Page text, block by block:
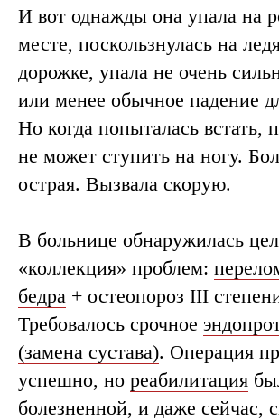
И вот однажды она упала на
месте, поскользнулась на
дорожке, упала не очень
или менее обычное падение
Но когда попыталась встать,
не может ступить на ногу.
острая. Вызвала скорую.
В больнице обнаружилась
«коллекция» проблем:
бедра + остеопороз III
Требовалось срочное
(замена сустава). Операция
успешно, но реабилитация
болезненной, и даже сейчас,